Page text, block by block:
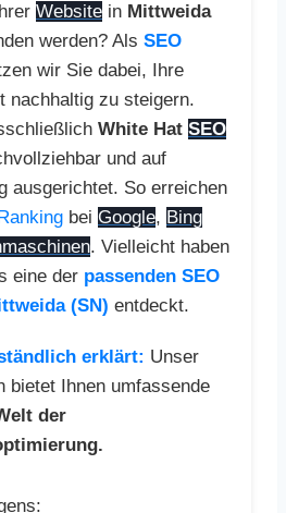
Website in Mittweida
werden? Als SEO
wir Sie dabei, Ihre
nachhaltig zu steigern.
White Hat SEO
und auf
ausgerichtet. So erreichen
bei Google, Bing
. Vielleicht haben
eine der passenden SEO
(SN) entdeckt.
erklärt: Unser
bietet Ihnen umfassende
der